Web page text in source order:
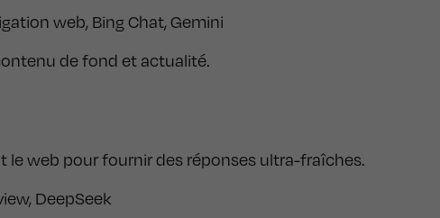
web, Bing Chat, Gemini
de fond et actualité.
le web pour fournir des réponses ultra-fraîches.
DeepSeek